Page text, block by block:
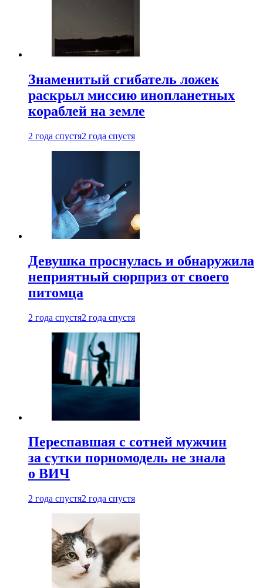
Знаменитый сгибатель ложек
раскрыл миссию инопланетных
кораблей на земле
2 года спустя2 года спустя
Девушка проснулась и обнаружила
неприятный сюрприз от своего
питомца
2 года спустя2 года спустя
Переспавшая с сотней мужчин
за сутки порномодель не знала
о ВИЧ
2 года спустя2 года спустя